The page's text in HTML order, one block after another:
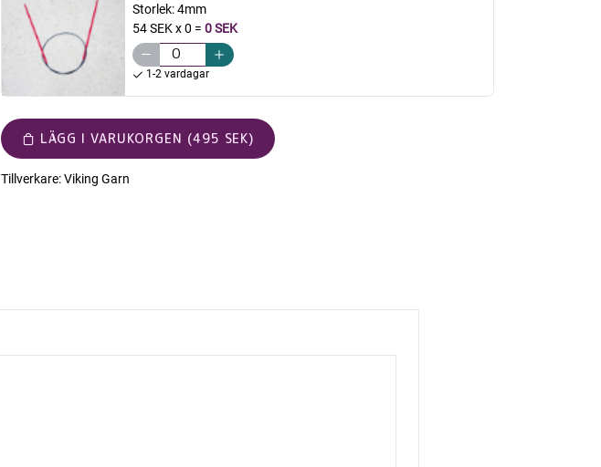
Storlek:4mm
54 SEK x 0 = 0 SEK
1-2 vardagar
LÄGG I VARUKORGEN (495 SEK)
Tillverkare:Viking Garn